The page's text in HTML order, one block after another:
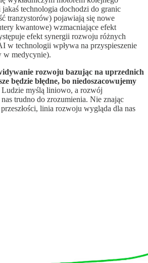
technologia dochodzi do granic
tranzystorów) pojawiają się nowe
kwantowe) wzmacniające efekt
efekt synergii rozwoju różnych
w technologii wpływa na przyspieszenie
w medycynie).
rozwoju bazując na uprzednich
będzie błędne, bo niedoszacowujemy
Ludzie myślą liniowo, a rozwój
trudno do zrozumienia. Nie znając
linia rozwoju wygląda dla nas